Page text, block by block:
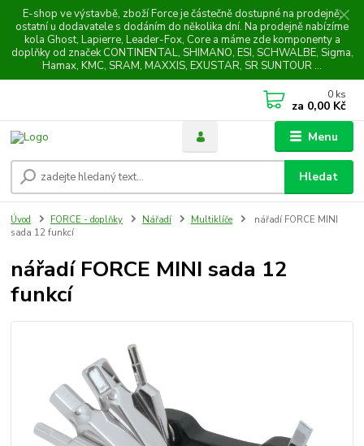
E-shop ve výstavbě, zboží Force je částečně dostupné na prodejně,
ostatní u dodavatele s dodáním do několika dní. Na prodejně nabízíme
kola Ghost, Lapierre, Leader-Fox, Core a máme zde komponenty a
doplňky od značek CONTINENTAL, SHIMANO, ESI, SCHWALBE, Sigma,
Hamax, KMC, SRAM, MAXXIS, EXUSTAR, SR SUNTOUR ...
Menu
Hledat
0 ks
za 0,00 Kč
Úvod FORCE - doplňky Nářadí Multiklíče
nářadí FORCE MINI
sada 12 funkcí
nářadí FORCE MINI sada 12
funkcí